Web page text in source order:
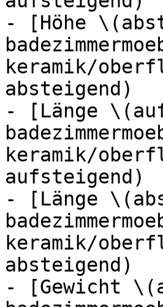
- [Höhe
keramik/
absteigend)
- [Länge
keramik/
aufsteigend)
- [Länge
keramik/
absteigend)
- [Gewicht